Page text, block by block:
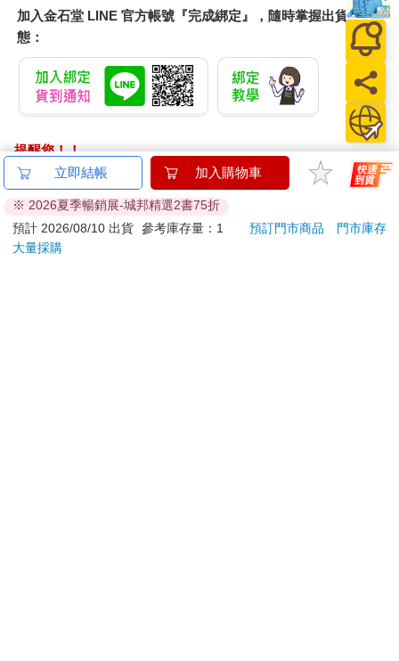
加入金石堂 LINE 官方帳號『完成綁定』，隨時掌握出貨動
態：
提醒您！！
金石堂及銀行均不會請您操作ATM! 如接獲電話要求您前往
ATM提款機，請不要聽從指示，以免受騙上當！
退換貨須知：
**提醒您，鑑賞期不等於試用期，退回商品須為全新狀態**
立即結帳 加入購物車
※ 2026夏季暢銷展-城邦精選2書75折
預計 2026/08/10 出貨 參考庫存量：1 預訂門市商品
門市庫存
大量採購